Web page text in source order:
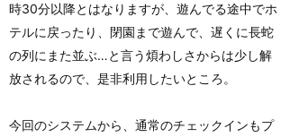
時30分以降とはなりますが、遊んでる途中でホ
テルに戻ったり、閉園まで遊んで、遅くに長蛇
の列にまた並ぶ…と言う煩わしさからは少し解
放されるので、是非利用したいところ。
今回のシステムから、通常のチェックインもプ